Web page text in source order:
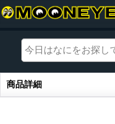
商品詳細
商品詳細